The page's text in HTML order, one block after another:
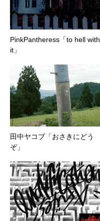
PinkPantheress「to hell with
it」
田中ヤコブ「おさきにどう
ぞ」